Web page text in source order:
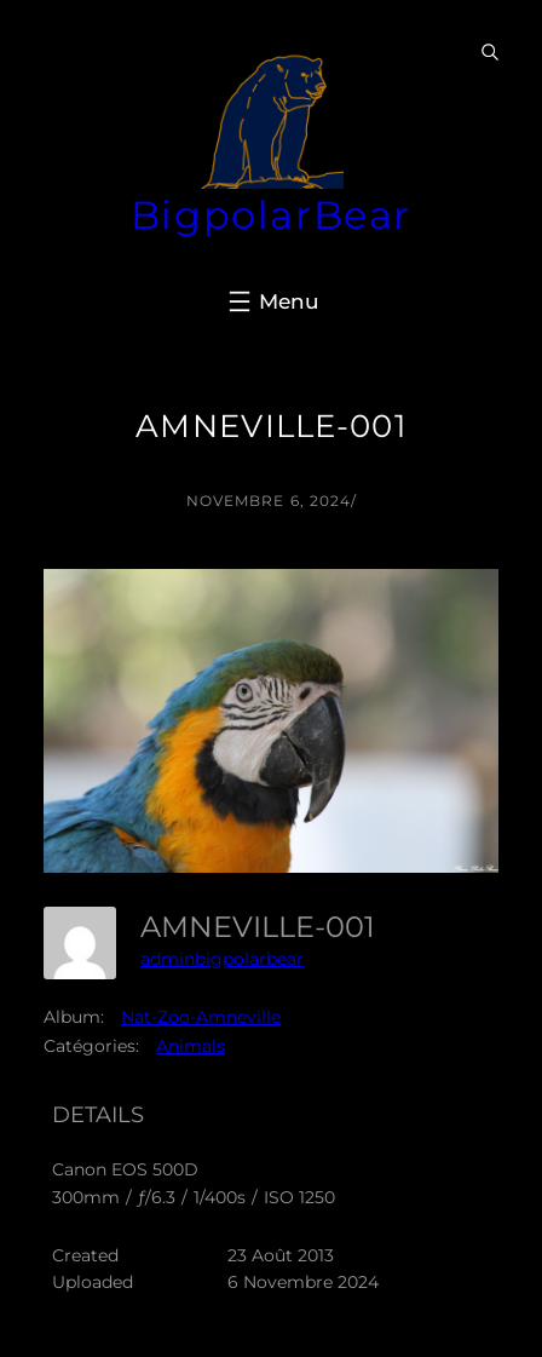
BigpolarBear
AMNEVILLE-001
NOVEMBRE 6, 2024/
AMNEVILLE-001
adminbigpolarbear
Album:
Nat-Zoo-Amneville
Catégories:
Animals
DETAILS
Canon EOS 500D
300mm / ƒ/6.3 / 1/400s / ISO 1250
Created
23 Août 2013
Uploaded
6 Novembre 2024